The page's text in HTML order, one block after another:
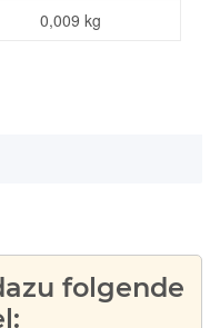
0,009 kg
folgende